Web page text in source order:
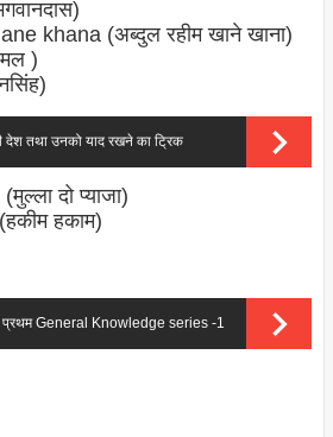
khana (अब्दुल रहीम खाने खाना)
)
देश तथा उनको याद रखने का ट्रिक
दो प्याजा)
हकाम)
प्रथम General Knowledge series -1